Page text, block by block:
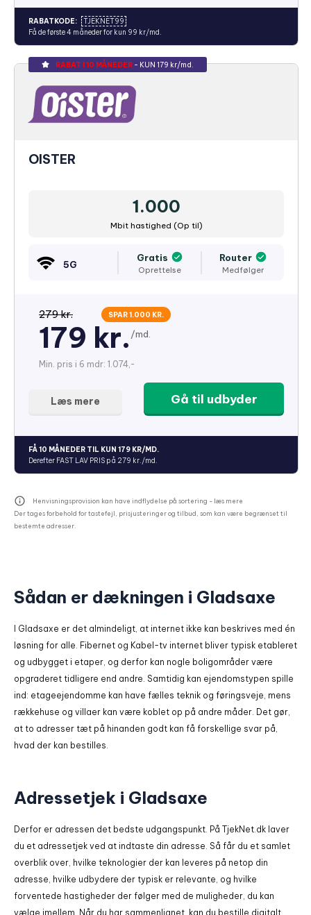
RABATKODE:
TJEKNET99
Få de første 4 måneder for kun 99 kr/md.
RABAT I 10 MÅNEDER - KUN 179 kr/md.
OISTER
1.000
Mbit hastighed (Op til)
5G
Gratis
Oprettelse
Router
Medfølger
279 kr. SPAR 1.000 KR.
179 kr. /md.
Min. pris i 6 mdr: 1.074,-
Gå til udbyder
Læs mere
FÅ 10 MÅNEDER TIL KUN 179 KR/MD.
Derefter FAST LAV PRIS på 279 kr./md.
Henvisningsprovision kan have indflydelse på sortering - læs mere
Der tages forbehold for tastefejl, prisjusteringer og tilbud, som kan være begrænset til
bestemte adresser.
Sådan er dækningen i Gladsaxe
I Gladsaxe er det almindeligt, at internet ikke kan beskrives med én
løsning for alle. Fibernet og Kabel-tv internet bliver typisk etableret
og udbygget i etaper, og derfor kan nogle boligområder være
opgraderet tidligere end andre. Samtidig kan ejendomstypen spille
ind: etageejendomme kan have fælles teknik og føringsveje, mens
rækkehuse og villaer kan være koblet op på andre måder. Det gør,
at to adresser tæt på hinanden godt kan få forskellige svar på,
hvad der kan bestilles.
Adressetjek i Gladsaxe
Derfor er adressen det bedste udgangspunkt. På TjekNet.dk laver
du et adressetjek ved at indtaste din adresse. Så får du et samlet
overblik over, hvilke teknologier der kan leveres på netop din
adresse, hvilke udbydere der typisk er relevante, og hvilke
forventede hastigheder der følger med de muligheder, du kan
vælge imellem. Når du har sammenlignet, kan du bestille digitalt